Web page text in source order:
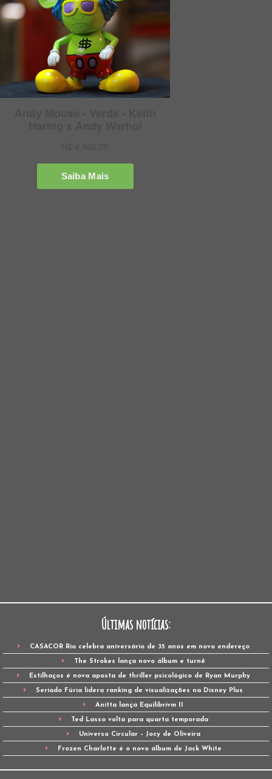
Últimas notícias:
CASACOR Rio celebra aniversário de 35 anos em novo endereço
The Strokes lança novo álbum e turnê
Estilhaços é nova aposta de thriller psicológico de Ryan Murphy
Seriado Fúria lidera ranking de visualizações na Disney Plus
Anitta lança Equilibrivm II
Ted Lasso volta para quarta temporada
Universo Circular – Jocy de Oliveira
Frozen Charlotte é o novo álbum de Jack White